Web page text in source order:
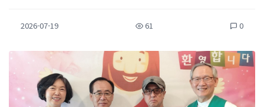
2026-07-19 61 0